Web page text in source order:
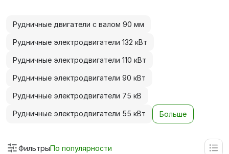
Рудничные двигатели с валом 90 мм
Рудничные электродвигатели 132 кВт
Рудничные электродвигатели 110 кВт
Рудничные электродвигатели 90 кВт
Рудничные электродвигатели 75 кВ
Рудничные электродвигатели 55 кВт Больше
ФильтрыПо популярности